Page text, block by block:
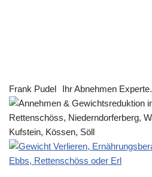
Frank Pudel Ihr Abnehmen Experte.